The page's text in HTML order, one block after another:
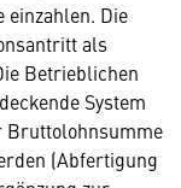
einzahlen. Die
als
Betrieblichen
System
Bruttolohnsumme
(Abfertigung